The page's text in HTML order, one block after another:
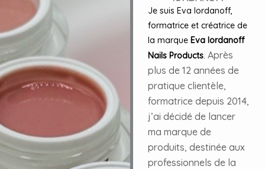
Je suis Eva Iordanoff,
formatrice et créatrice de
la marqueEva Iordanoff
Nails Products.Après
plus de 12 années de
pratique clientèle,
formatrice depuis 2014,
j’ai décidé de lancer
ma marque de
produits, destinée aux
professionnels de la